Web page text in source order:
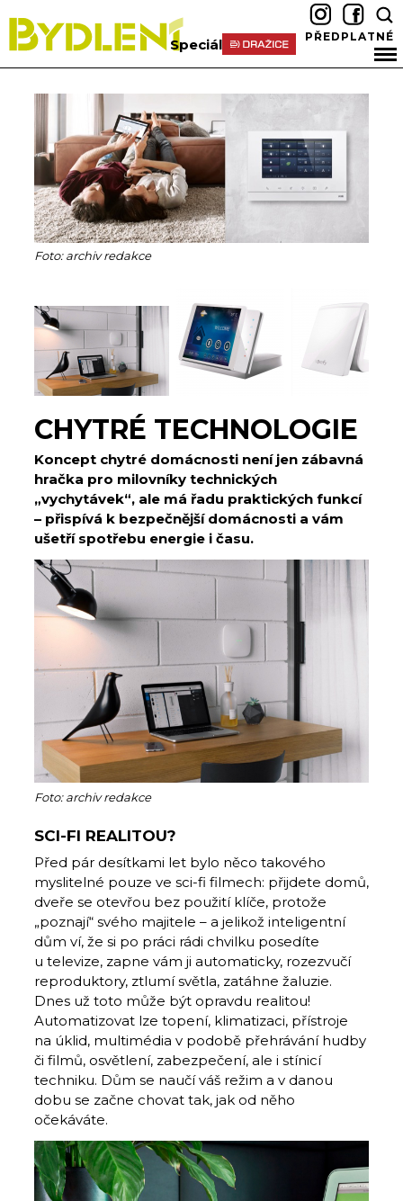
Speciál PŘEDPLATNÉ
Foto: archiv redakce
CHYTRÉ TECHNOLOGIE
Koncept chytré domácnosti není jen zábavná
hračka pro milovníky technických
„vychytávek“, ale má řadu praktických funkcí
– přispívá k bezpečnější domácnosti a vám
ušetří spotřebu energie i času.
Foto: archiv redakce
SCI-FI REALITOU?
Před pár desítkami let bylo něco takového
myslitelné pouze ve sci-fi filmech: přijdete domů,
dveře se otevřou bez použití klíče, protože
„poznají“ svého majitele – a jelikož inteligentní
dům ví, že si po práci rádi chvilku posedíte
u televize, zapne vám ji automaticky, rozezvučí
reproduktory, ztlumí světla, zatáhne žaluzie.
Dnes už toto může být opravdu realitou!
Automatizovat lze topení, klimatizaci, přístroje
na úklid, multimédia v podobě přehrávání hudby
či filmů, osvětlení, zabezpečení, ale i stínicí
techniku. Dům se naučí váš režim a v danou
dobu se začne chovat tak, jak od něho
očekáváte.